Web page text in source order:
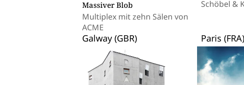
Massiver Blob
Multiplex mit zehn Sälen von
ACME
Schöbel &
Galway (GBR) Paris (FRA)